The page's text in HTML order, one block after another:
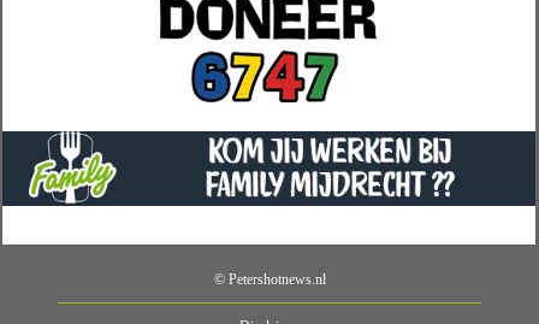
© Petershotnews.nl